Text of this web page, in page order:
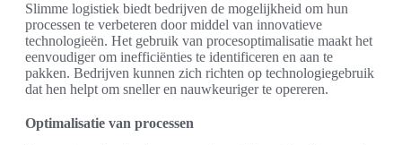
Slimme logistiek biedt bedrijven de mogelijkheid om hun
processen te verbeteren door middel van innovatieve
technologieën. Het gebruik van procesoptimalisatie maakt het
eenvoudiger om inefficiënties te identificeren en aan te
pakken. Bedrijven kunnen zich richten op technologiegebruik
dat hen helpt om sneller en nauwkeuriger te opereren.
Optimalisatie van processen